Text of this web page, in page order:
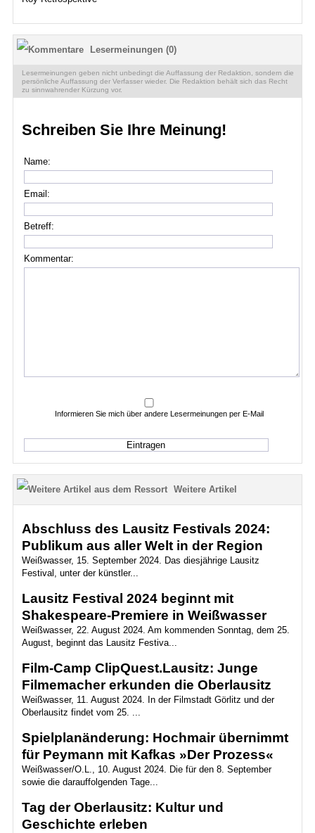
Lesermeinungen (0)
Lesermeinungen geben nicht unbedingt die Auffassung der Redaktion, sondern die
persönliche Auffassung der Verfasser wieder. Die Redaktion behält sich das Recht
zu sinnwahrender Kürzung vor.
Schreiben Sie Ihre Meinung!
Name:
Email:
Betreff:
Kommentar:
Informieren Sie mich über andere Lesermeinungen per E-Mail
Weitere Artikel
Abschluss des Lausitz Festivals 2024:
Publikum aus aller Welt in der Region
Weißwasser, 15. September 2024. Das diesjährige Lausitz
Festival, unter der künstler...
Lausitz Festival 2024 beginnt mit
Shakespeare-Premiere in Weißwasser
Weißwasser, 22. August 2024. Am kommenden Sonntag, dem 25.
August, beginnt das Lausitz Festiva...
Film-Camp ClipQuest.Lausitz: Junge
Filmemacher erkunden die Oberlausitz
Weißwasser, 11. August 2024. In der Filmstadt Görlitz und der
Oberlausitz findet vom 25. ...
Spielplanänderung: Hochmair übernimmt
für Peymann mit Kafkas »Der Prozess«
Weißwasser/O.L., 10. August 2024. Die für den 8. September
sowie die darauffolgenden Tage...
Tag der Oberlausitz: Kultur und
Geschichte erleben